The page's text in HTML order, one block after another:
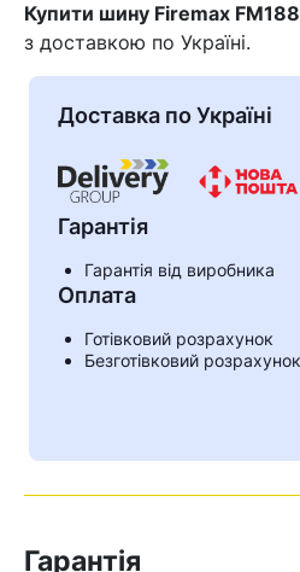
Кошик
Купити шину Firemax
з доставкою по Україні.
Доставка по Україні
Гарантія
Гарантія від виробника
Оплата
Готівковий розрахунок
Безготівковий розрахунок
Гарантія